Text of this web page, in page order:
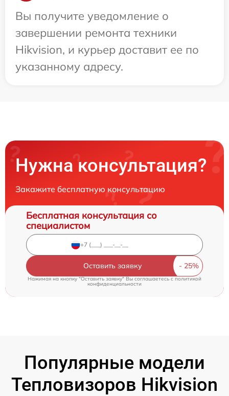
Вы получите уведомление о
завершении ремонта техники
Hikvision, и курьер доставит ее по
указанному адресу.
Нужна консультация?
Закажите бесплатную консультацию
Бесплатная консультация со
специалистом
Оставить заявку
Нажимая на кнопку "Оставить заявку" Вы соглашаетесь cполитикой
конфиденциальности
Популярные модели
Тепловизоров Hikvision